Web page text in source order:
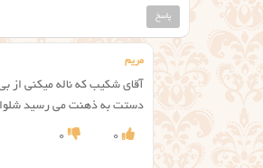
پاسخ
مریم
آقای شکیب که ناله میکنی از
دستت به ذهنت می رسید
0
0